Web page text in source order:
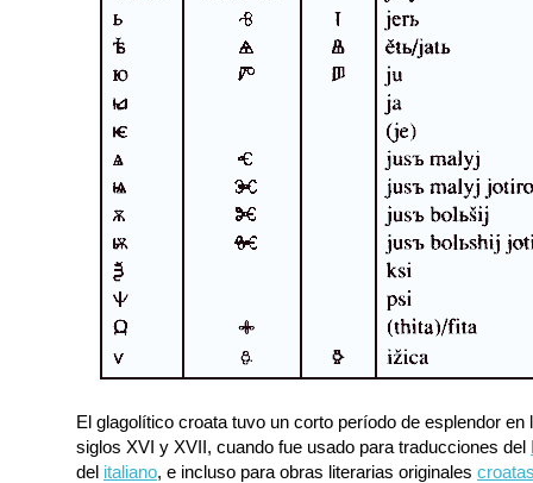
El glagolítico croata tuvo un corto período de esplendor en
siglos XVI y XVII, cuando fue usado para traducciones del
del italiano, e incluso para obras literarias originales